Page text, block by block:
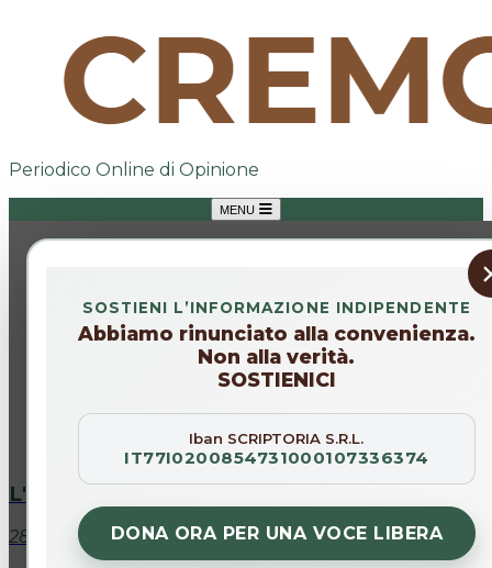
Periodico Online di Opinione
MENU
SOSTIENI L’INFORMAZIONE INDIPENDENTE
Abbiamo rinunciato alla convenienza.
Non alla verità.
SOSTIENICI
Iban SCRIPTORIA S.R.L.
IT77I0200854731000107336374
DONA ORA PER UNA VOCE LIBERA
L'intervento
28 mar 2026